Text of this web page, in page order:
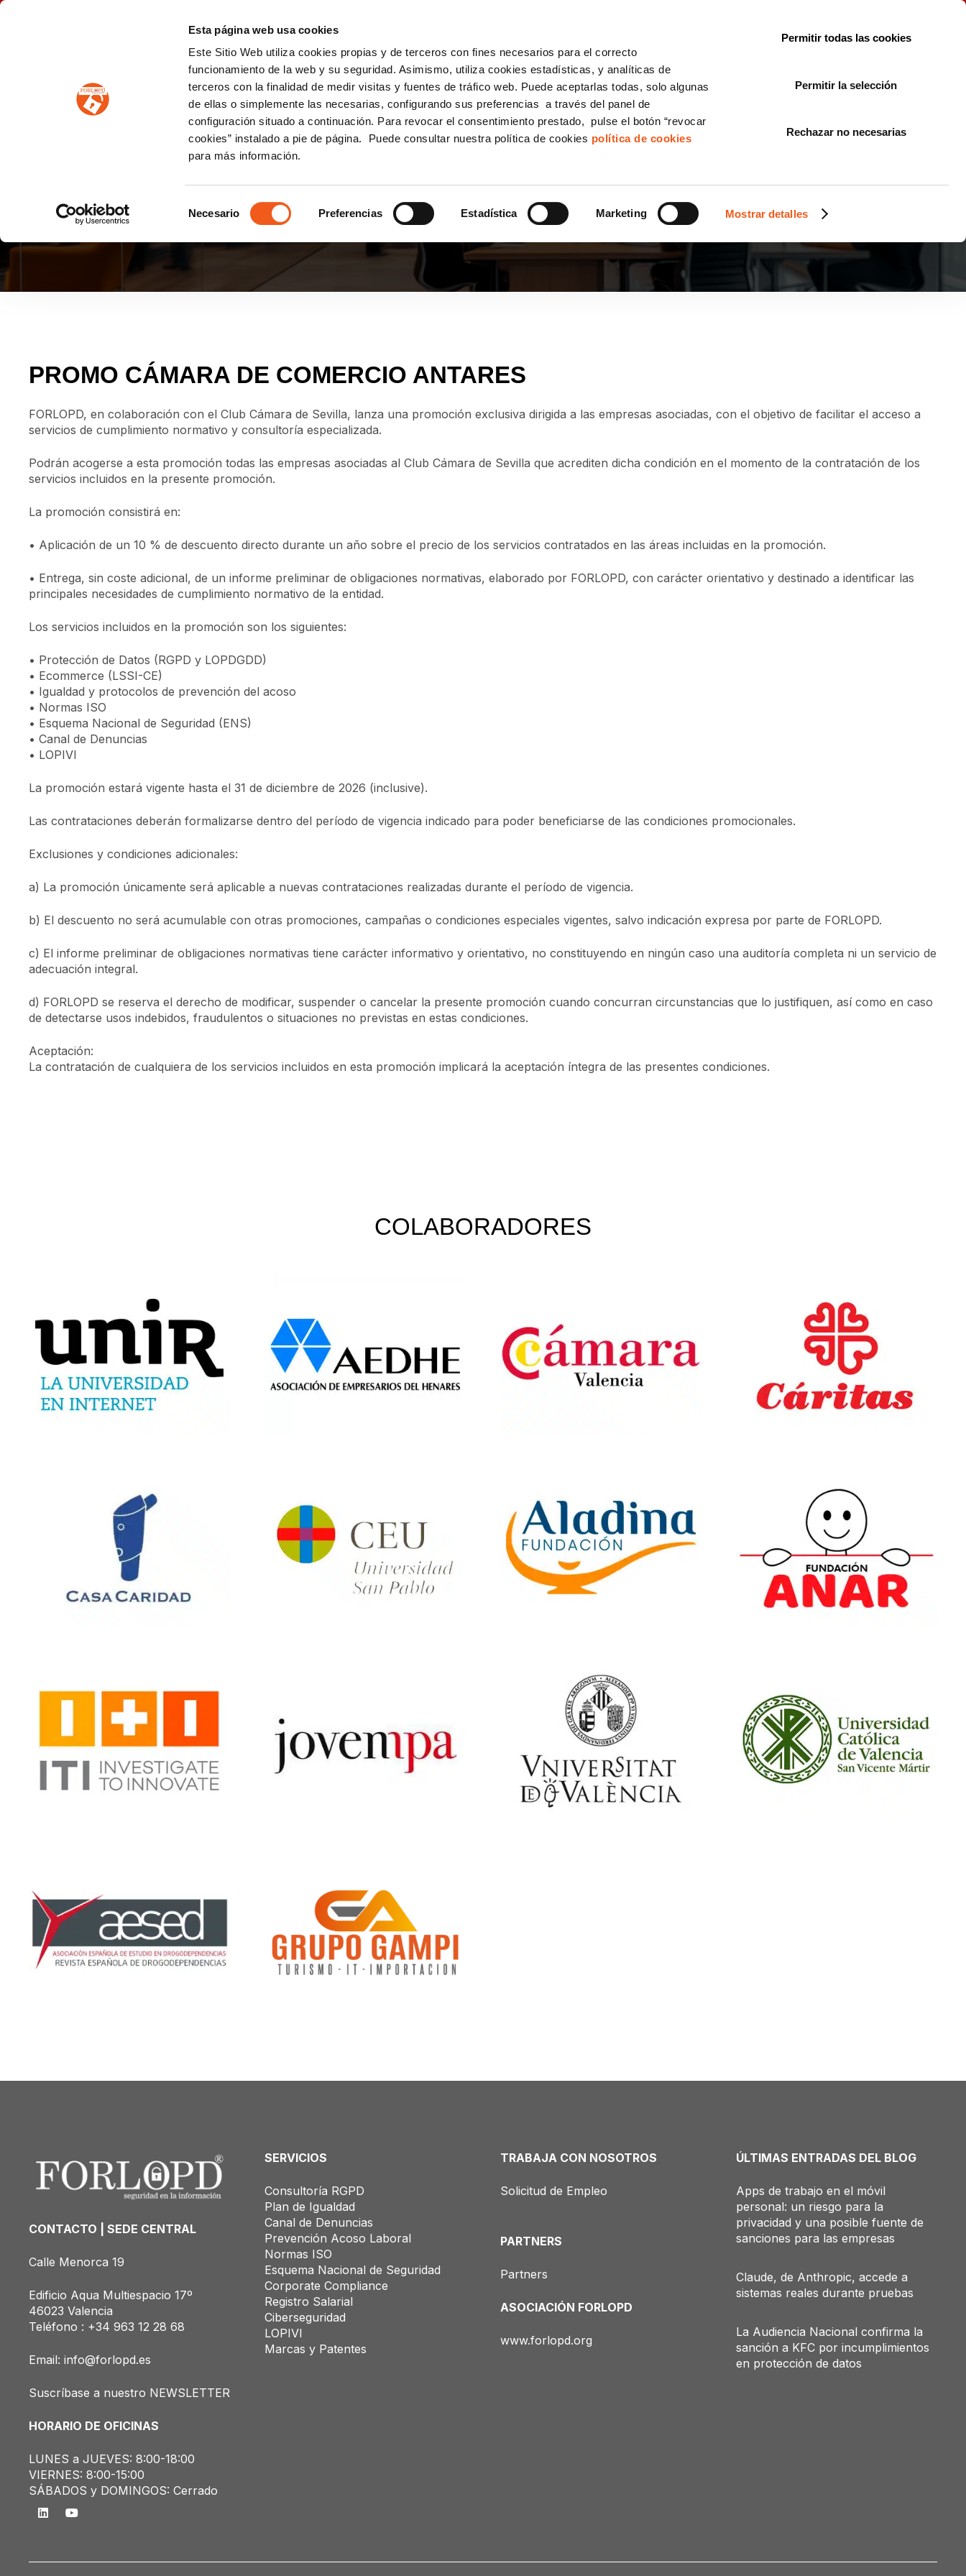
Esta página web usa cookies
Este Sitio Web utiliza cookies propias y de terceros con fines necesarios para el correcto
funcionamiento de la web y su seguridad. Asimismo, utiliza cookies estadísticas, y analíticas de
terceros con la finalidad de medir visitas y fuentes de tráfico web. Puede aceptarlas todas, solo algunas
de ellas o simplemente las necesarias, configurando sus preferencias a través del panel de
configuración situado a continuación. Para revocar el consentimiento prestado, pulse el botón “revocar
cookies” instalado a pie de página. Puede consultar nuestra política de cookies política de cookies
para más información.
de
Necesario Preferencias Estadística Marketing Mostrar detalles
Permitir todas las cookies
Permitir la selección
Rechazar no necesarias
PROTECCION DE DATOS IGUALDAD CONSULTORÍA ECOMMERCE LSSI CANAL DENUNCIAS
CONDICIONES DE LA PROMOCIÓN
PROMO CÁMARA DE COMERCIO ANTARES
FORLOPD, en colaboración con el Club Cámara de Sevilla, lanza una promoción exclusiva dirigida a las empresas asociadas, con el objetivo de facilitar el acceso a
servicios de cumplimiento normativo y consultoría especializada.
Podrán acogerse a esta promoción todas las empresas asociadas al Club Cámara de Sevilla que acrediten dicha condición en el momento de la contratación de los
servicios incluidos en la presente promoción.
La promoción consistirá en:
• Aplicación de un 10 % de descuento directo durante un año sobre el precio de los servicios contratados en las áreas incluidas en la promoción.
• Entrega, sin coste adicional, de un informe preliminar de obligaciones normativas, elaborado por FORLOPD, con carácter orientativo y destinado a identificar las
principales necesidades de cumplimiento normativo de la entidad.
Los servicios incluidos en la promoción son los siguientes:
• Protección de Datos (RGPD y LOPDGDD)
• Ecommerce (LSSI-CE)
• Igualdad y protocolos de prevención del acoso
• Normas ISO
• Esquema Nacional de Seguridad (ENS)
• Canal de Denuncias
• LOPIVI
La promoción estará vigente hasta el 31 de diciembre de 2026 (inclusive).
Las contrataciones deberán formalizarse dentro del período de vigencia indicado para poder beneficiarse de las condiciones promocionales.
Exclusiones y condiciones adicionales:
a) La promoción únicamente será aplicable a nuevas contrataciones realizadas durante el período de vigencia.
b) El descuento no será acumulable con otras promociones, campañas o condiciones especiales vigentes, salvo indicación expresa por parte de FORLOPD.
c) El informe preliminar de obligaciones normativas tiene carácter informativo y orientativo, no constituyendo en ningún caso una auditoría completa ni un servicio de
adecuación integral.
d) FORLOPD se reserva el derecho de modificar, suspender o cancelar la presente promoción cuando concurran circunstancias que lo justifiquen, así como en caso
de detectarse usos indebidos, fraudulentos o situaciones no previstas en estas condiciones.
Aceptación:
La contratación de cualquiera de los servicios incluidos en esta promoción implicará la aceptación íntegra de las presentes condiciones.
COLABORADORES
CONTACTO | SEDE CENTRAL
Calle Menorca 19
Edificio Aqua Multiespacio 17º
46023 Valencia
Teléfono : +34 963 12 28 68
Email: info@forlopd.es
Suscríbase a nuestro NEWSLETTER
HORARIO DE OFICINAS
LUNES a JUEVES: 8:00-18:00
VIERNES: 8:00-15:00
SÁBADOS y DOMINGOS: Cerrado
SERVICIOS
Consultoría RGPD
Plan de Igualdad
Canal de Denuncias
Prevención Acoso Laboral
Normas ISO
Esquema Nacional de Seguridad
Corporate Compliance
Registro Salarial
Ciberseguridad
LOPIVI
Marcas y Patentes
TRABAJA CON NOSOTROS
Solicitud de Empleo
PARTNERS
Partners
ASOCIACIÓN FORLOPD
www.forlopd.org
ÚLTIMAS ENTRADAS DEL BLOG
Apps de trabajo en el móvil
personal: un riesgo para la
privacidad y una posible fuente de
sanciones para las empresas
Claude, de Anthropic, accede a
sistemas reales durante pruebas
La Audiencia Nacional confirma la
sanción a KFC por incumplimientos
en protección de datos